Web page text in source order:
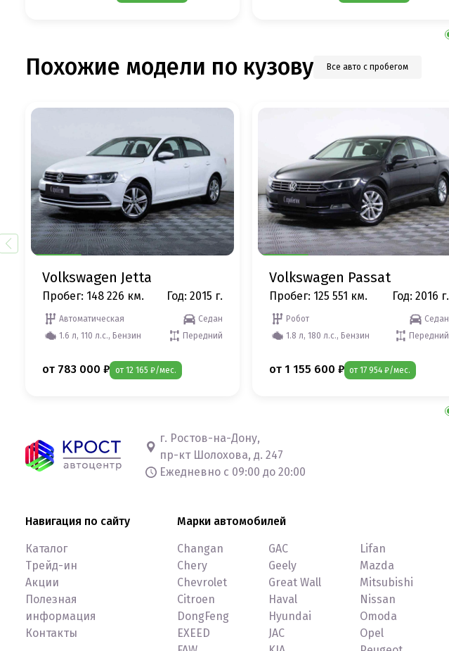
Похожие модели по кузову Все авто с пробегом
Volkswagen Jetta
Пробег: 148 226 км. Год: 2015 г.
Автоматическая
Седан
1.6 л, 110 л.с., Бензин
Передний
от 783 000 ₽ от 12 165 ₽/мес.
Volkswagen Passat
Пробег: 125 551 км. Год: 2016 г.
Робот
Седан
1.8 л, 180 л.с., Бензин
Передний
от 1 155 600 ₽ от 17 954 ₽/мес.
г. Ростов-на-Дону,
пр-кт Шолохова, д. 247
Ежедневно с 09:00 до 20:00
Навигация по сайту
Каталог
Трейд-ин
Акции
Полезная
информация
Контакты
Марки автомобилей
Changan
Chery
Chevrolet
Citroen
DongFeng
EXEED
GAC
Geely
Great Wall
Haval
Hyundai
JAC
Lifan
Mazda
Mitsubishi
Nissan
Omoda
Opel